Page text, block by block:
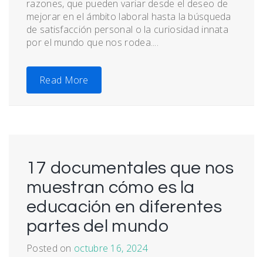
razones, que pueden variar desde el deseo de
mejorar en el ámbito laboral hasta la búsqueda
de satisfacción personal o la curiosidad innata
por el mundo que nos rodea....
Read More
17 documentales que nos
muestran cómo es la
educación en diferentes
partes del mundo
Posted on octubre 16, 2024